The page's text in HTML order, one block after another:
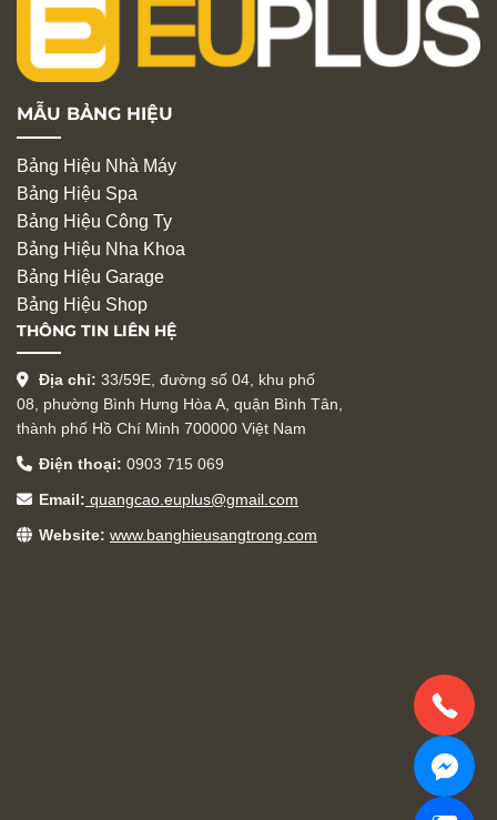
MẪU BẢNG HIỆU
Bảng Hiệu Nhà Máy
Bảng Hiệu Spa
Bảng Hiệu Công Ty
Bảng Hiệu Nha Khoa
Bảng Hiệu Garage
Bảng Hiệu Shop
THÔNG TIN LIÊN HỆ
Địa chỉ: 33/59E, đường số 04, khu phố
08, phường Bình Hưng Hòa A, quận Bình Tân,
thành phố Hồ Chí Minh 700000 Việt Nam
Điện thoại: 0903 715 069
Email: quangcao.euplus@gmail.com
Website: www.banghieusangtrong.com